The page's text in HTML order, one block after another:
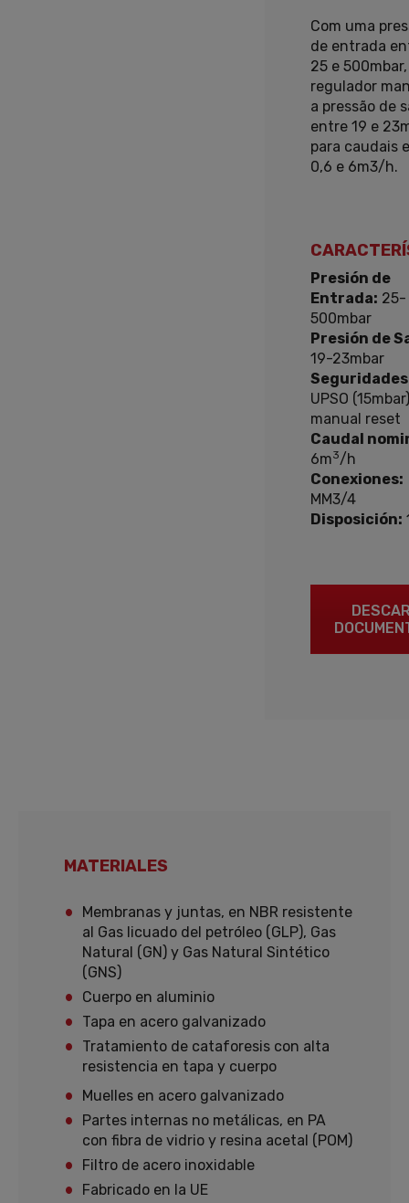
Com uma
de entrada
25 e
regulador
a pressão de
entre 19 e
para caudais
0,6 e 6m3/h.
Presión de
Entrada: 25-
500mbar
Presión de
19-23mbar
UPSO (15mbar)
manual reset
Caudal
6m3/h
Conexiones:
MM3/4
Disposición:
MATERIALES
Membranas y juntas, en NBR resistente
al Gas licuado del petróleo (GLP), Gas
Natural (GN) y Gas Natural Sintético
(GNS)
Cuerpo en aluminio
Tapa en acero galvanizado
Tratamiento de cataforesis con alta
resistencia en tapa y cuerpo
Muelles en acero galvanizado
Partes internas no metálicas, en PA
con fibra de vidrio y resina acetal (POM)
Filtro de acero inoxidable
Fabricado en la UE